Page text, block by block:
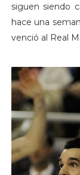
siguen siendo
hace una
venció al Real